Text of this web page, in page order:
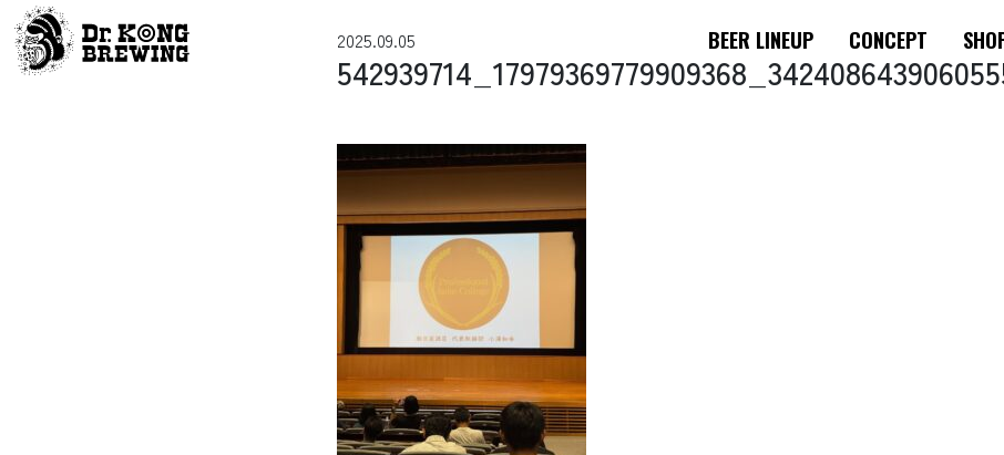
コンテンツへスキップ
メインナビゲーション BEER LINEUP CONCEPT
2025.09.05